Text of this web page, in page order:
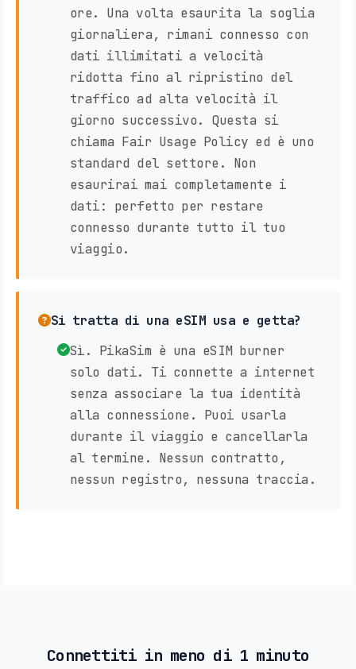
ore. Una volta esaurita la soglia
giornaliera, rimani connesso con
dati illimitati a velocità
ridotta fino al ripristino del
traffico ad alta velocità il
giorno successivo. Questa si
chiama Fair Usage Policy ed è uno
standard del settore. Non
esaurirai mai completamente i
dati: perfetto per restare
connesso durante tutto il tuo
viaggio.
Si tratta di una eSIM usa e getta?
Sì. PikaSim è una eSIM burner
solo dati. Ti connette a internet
senza associare la tua identità
alla connessione. Puoi usarla
durante il viaggio e cancellarla
al termine. Nessun contratto,
nessun registro, nessuna traccia.
Connettiti in meno di 1 minuto